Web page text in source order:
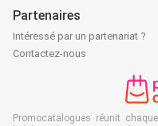
Partenaires
Intéressé par un partenariat ?
Contactez-nous
Promocatalogues réunit